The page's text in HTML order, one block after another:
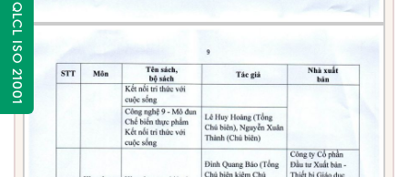
QLCL ISO 21001